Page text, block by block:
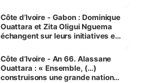
Côte d’Ivoire - Gabon : Dominique
Ouattara et Zita Oligui Nguema
échangent sur leurs initiatives en
enfants
Côte d’Ivoire - An 66. Alassane
Ouattara : « Ensemble, (…)
construisons une grande nation